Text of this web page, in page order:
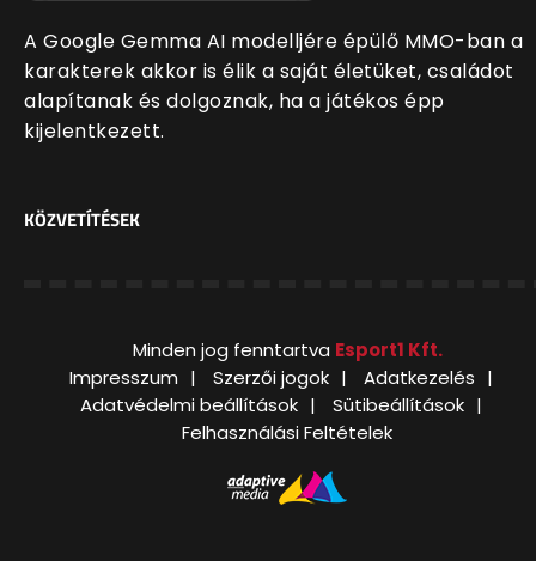
A Google Gemma AI modelljére épülő MMO-ban a
karakterek akkor is élik a saját életüket, családot
alapítanak és dolgoznak, ha a játékos épp
kijelentkezett.
KÖZVETÍTÉSEK
Minden jog fenntartva Esport1 Kft.
Impresszum
Szerzői jogok
Adatkezelés
Adatvédelmi beállítások
Sütibeállítások
Felhasználási Feltételek